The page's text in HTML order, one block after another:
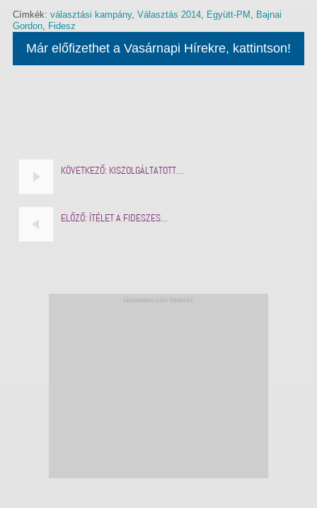
Címkék: választási kampány, Választás 2014, Együtt-PM , Bajnai
Gordon, Fidesz
Már előfizethet a Vasárnapi Hírekre, kattintson!
KÖVETKEZŐ: KISZOLGÁLTATOTT…
ELŐZŐ: ÍTÉLET A FIDESZES…
társadalmi célú hirdetés